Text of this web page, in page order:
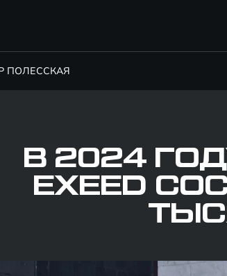
ПОЛЕССКАЯ
В 2024
EXEED